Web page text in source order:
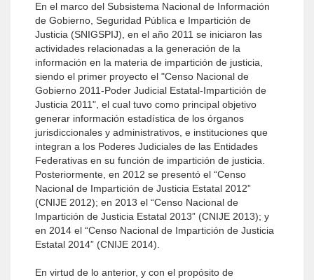
En el marco del Subsistema Nacional de Información
de Gobierno, Seguridad Pública e Impartición de
Justicia (SNIGSPIJ), en el año 2011 se iniciaron las
actividades relacionadas a la generación de la
información en la materia de impartición de justicia,
siendo el primer proyecto el "Censo Nacional de
Gobierno 2011-Poder Judicial Estatal-Impartición de
Justicia 2011", el cual tuvo como principal objetivo
generar información estadística de los órganos
jurisdiccionales y administrativos, e instituciones que
integran a los Poderes Judiciales de las Entidades
Federativas en su función de impartición de justicia.
Posteriormente, en 2012 se presentó el “Censo
Nacional de Impartición de Justicia Estatal 2012”
(CNIJE 2012); en 2013 el “Censo Nacional de
Impartición de Justicia Estatal 2013” (CNIJE 2013); y
en 2014 el “Censo Nacional de Impartición de Justicia
Estatal 2014” (CNIJE 2014).
En virtud de lo anterior, y con el propósito de